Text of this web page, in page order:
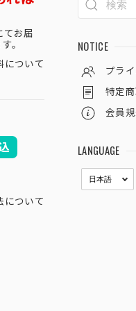
てお届
。
について
について
NOTICE
プラ
特定
会員
LANGUAGE